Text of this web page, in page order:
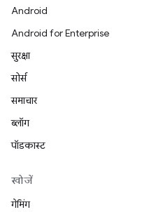
Android
Android for Enterprise
सुरक्षा
सोर्स
समाचार
ब्लॉग
पॉडकास्ट
खोजें
गेमिंग